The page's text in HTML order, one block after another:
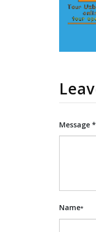
Message *
Name*